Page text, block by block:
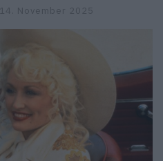
14. November 2025